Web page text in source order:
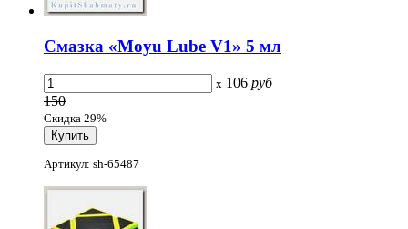
Смазка «Moyu Lube V1» 5 мл
x 106 руб
150
Скидка 29%
Артикул: sh-65487